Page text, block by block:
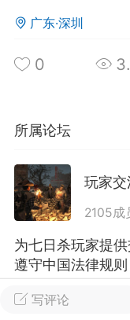
02-10 15:45
卖挂
禁止发布联
作弊模组在联机服
模组的发布行为：1.
汉
72
大人
Lv.8
写评论
广东·深圳
0
所属论坛
玩家交
2105成
为七日杀玩家提
遵守中国法律规则
全部 2